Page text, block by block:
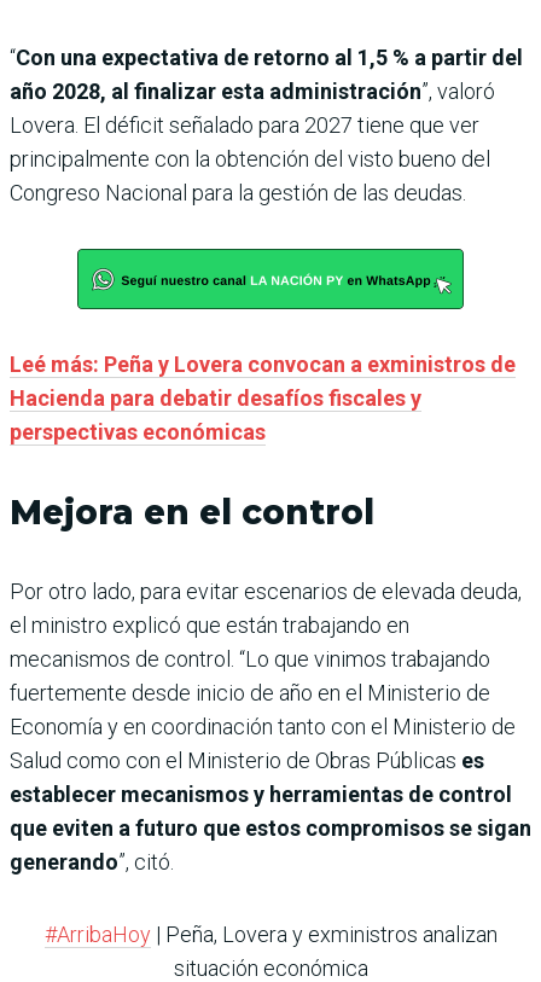
“Con una expectativa de retorno al 1,5 % a partir del
año 2028, al finalizar esta administración”, valoró
Lovera. El déficit señalado para 2027 tiene que ver
principalmente con la obtención del visto bueno del
Congreso Nacional para la gestión de las deudas.
Leé más: Peña y Lovera convocan a exministros de
Hacienda para debatir desafíos fiscales y
perspectivas económicas
Mejora en el control
Por otro lado, para evitar escenarios de elevada deuda,
el ministro explicó que están trabajando en
mecanismos de control. “Lo que vinimos trabajando
fuertemente desde inicio de año en el Ministerio de
Economía y en coordinación tanto con el Ministerio de
Salud como con el Ministerio de Obras Públicas es
establecer mecanismos y herramientas de control
que eviten a futuro que estos compromisos se sigan
generando”, citó.
#ArribaHoy| Peña, Lovera y exministros analizan
situación económica